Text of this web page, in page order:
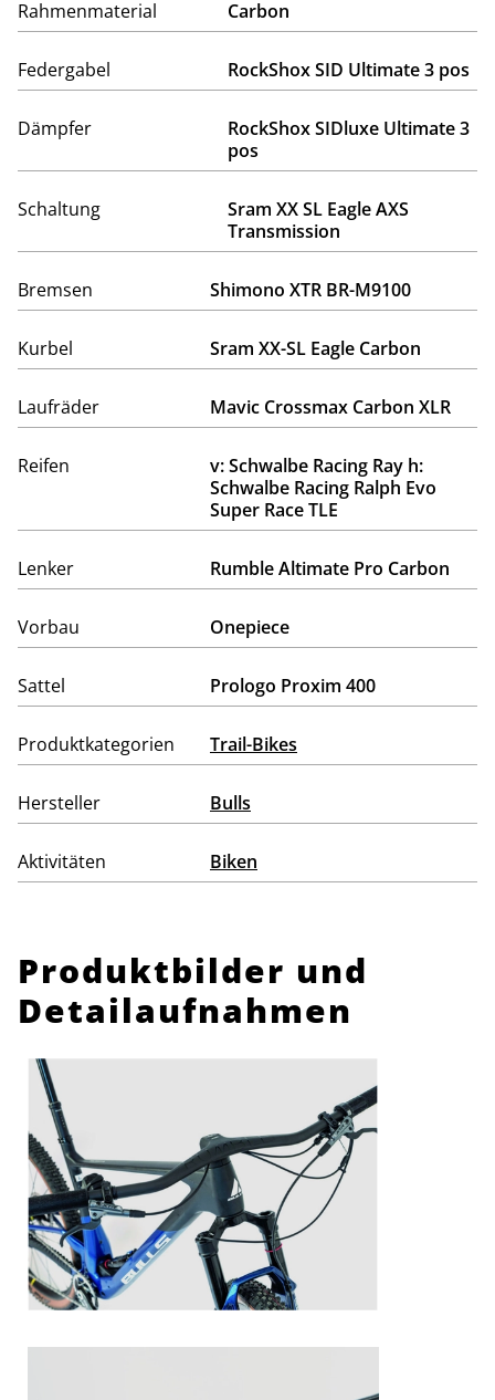
Rahmenmaterial Carbon
Federgabel RockShox SID Ultimate 3 pos
Dämpfer
RockShox SIDluxe Ultimate 3
pos
Schaltung
Sram XX SL Eagle AXS
Transmission
Bremsen Shimono XTR BR-M9100
Kurbel Sram XX-SL Eagle Carbon
Laufräder Mavic Crossmax Carbon XLR
Reifen
v: Schwalbe Racing Ray h:
Schwalbe Racing Ralph Evo
Super Race TLE
Lenker Rumble Altimate Pro Carbon
Vorbau Onepiece
Sattel Prologo Proxim 400
Produktkategorien Trail-Bikes
Hersteller Bulls
Aktivitäten Biken
Produktbilder und
Detailaufnahmen